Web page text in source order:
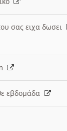
σας ειχα δωσει
εβδομάδα